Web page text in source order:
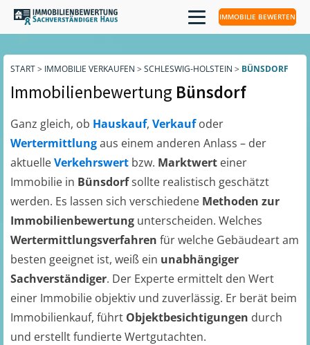
IMMOBILIE BEWERTEN
START> IMMOBILIE VERKAUFEN > SCHLESWIG-HOLSTEIN > BÜNSDORF
Immobilienbewertung Bünsdorf
Ganz gleich, ob Hauskauf, Verkaufoder
Wertermittlungaus einem anderen Anlass – der
aktuelleVerkehrswert bzw. Marktwert einer
Immobilie in Bünsdorfsollte realistisch geschätzt
werden. Es lassen sich verschiedene Methoden zur
Immobilienbewertung unterscheiden. Welches
Wertermittlungsverfahren für welche Gebäudeart am
besten geeignet ist, weiß ein unabhängiger
Sachverständiger. Der Experte ermittelt den Wert
einer Immobilie objektiv und zuverlässig. Er berät beim
Immobilienkauf, führt Objektbesichtigungen durch
und erstellt fundierte Wertgutachten.